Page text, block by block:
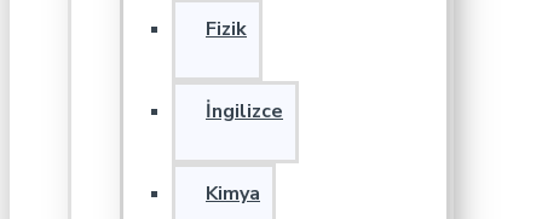
Fizik
İngilizce
Kimya